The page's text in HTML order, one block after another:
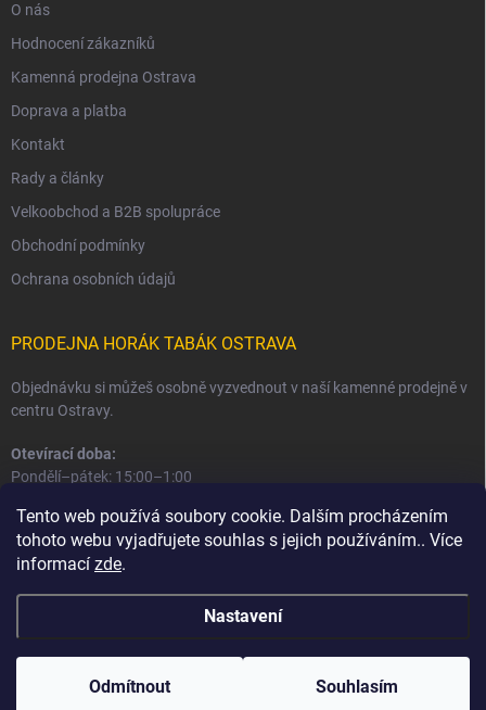
Tento web používá soubory cookie. Dalším procházením
tohoto webu vyjadřujete souhlas s jejich používáním.. Více
informací zde.
Nastavení
Odmítnout Souhlasím
O nás
Hodnocení zákazníků
Kamenná prodejna Ostrava
Doprava a platba
Kontakt
Rady a články
Velkoobchod a B2B spolupráce
Obchodní podmínky
Ochrana osobních údajů
PRODEJNA HORÁK TABÁK OSTRAVA
Objednávku si můžeš osobně vyzvednout v naší kamenné prodejně v
centru Ostravy.
Otevírací doba:
Pondělí–pátek: 15:00–1:00
Informace o prodejně a osobním odběru
Copyright 2026Horák Tabák. Všechna práva vyhrazena.